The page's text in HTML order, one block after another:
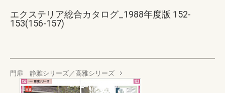
エクステリア総合カタログ_1988年度版 152-
153(156-157)
門扉 静雅シリーズ／高雅シリーズ